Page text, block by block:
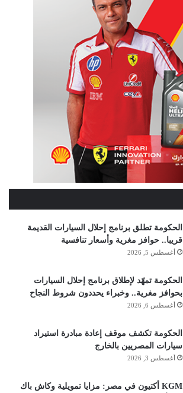
الحكومة تطلق برنامج إحلال السيارات القديمة
قريبا.. حوافز مغرية وأسعار تنافسية
أغسطس 5, 2026
الحكومة تمهّد لإطلاق برنامج إحلال السيارات
بحوافز مغرية.. وخبراء يحددون شروط النجاح
أغسطس 6, 2026
الحكومة تكشف موقف إعادة مبادرة استيراد
سيارات المصريين بالخارج
أغسطس 3, 2026
KGM أكتيون في مصر: مزايا تمويلية وكاش باك